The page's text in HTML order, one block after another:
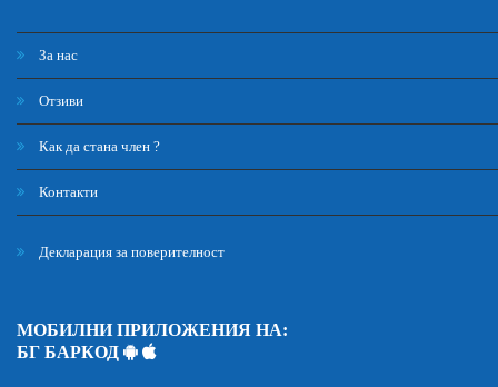
За нас
Отзиви
Как да стана член ?
Контакти
Декларация за поверителност
МОБИЛНИ ПРИЛОЖЕНИЯ НА:
БГ БАРКОД